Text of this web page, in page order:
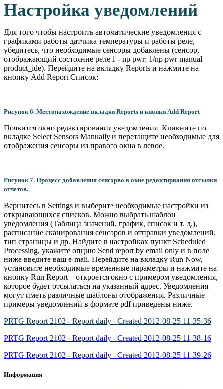
Настройка уведомлений
Для того чтобы настроить автоматические уведомления с
графиками работы датчика температуры и работы реле,
убедитесь, что необходимые сенсоры добавлены (сенсор,
отображающий состояние реле 1 - np pwr: 1/np pwr manual
product_ide). Перейдите на вкладку Reports и нажмите на
кнопку Add Report Список:
Рисунок 6. Местонахождение вкладки Reports и кнопки Add Report
Появится окно редактирования уведомления. Кликните по
вкладке Select Sensors Manually и перетащите необходимые для
отображения сенсоры из правого окна в левое.
Рисунок 7. Процесс добавления сенсорво в окне редактирвания отсылки
отчетов.
Вернитесь в Settings и выберите необходимые настройки из
открывающихся списков. Можно выбрать шаблон
уведомления (Таблица значений, график, список и т. д.),
расписание сканирования сенсоров и отправки уведомлений,
тип страницы и др. Найдите в настройках пункт Scheduled
Processing, укажите опцию Send report by email only и в поле
ниже введите ваш e-mail. Перейдите на вкладку Run Now,
установите необходимые временные параметры и нажмите на
кнопку Run Report – откроется окно с примером уведомления,
которое будет отсылаться на указанный адрес. Уведомления
могут иметь различные шаблоны отображения. Различные
примеры уведомлений в формате pdf приведены ниже.
PRTG Report 2102 - Report daily - Created 2012-08-25 11-35-36
PRTG Report 2102 - Report daily - Created 2012-08-25 11-38-16
PRTG Report 2102 - Report daily - Created 2012-08-25 11-39-26
Информация